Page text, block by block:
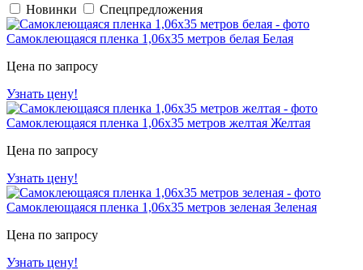
Новинки Спецпредложения
Самоклеющаяся пленка 1,06х35 метров белая Белая
Цена по запросу
Узнать цену!
Самоклеющаяся пленка 1,06х35 метров желтая Желтая
Цена по запросу
Узнать цену!
Самоклеющаяся пленка 1,06х35 метров зеленая Зеленая
Цена по запросу
Узнать цену!